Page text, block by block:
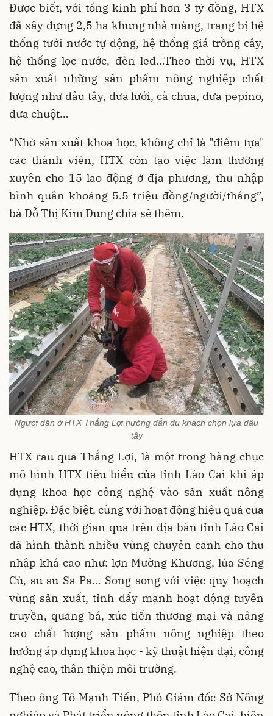
Được biết, với tổng kinh phí hơn 3 tỷ đồng, HTX
đã xây dựng 2,5 ha khung nhà màng, trang bị hệ
thống tưới nước tự động, hệ thống giá trồng cây,
hệ thống lọc nước, đèn led…Theo thời vụ, HTX
sản xuất những sản phẩm nông nghiệp chất
lượng như dâu tây, dưa lưới, cà chua, dưa pepino,
dưa chuột…
“Nhờ sản xuất khoa học, không chỉ là "điểm tựa"
các thành viên, HTX còn tạo việc làm thường
xuyên cho 15 lao động ở địa phương, thu nhập
bình quân khoảng 5.5 triệu đồng/người/tháng”,
bà Đỗ Thị Kim Dung chia sẻ thêm.
Người dân ở HTX Thắng Lợi hướng dẫn du khách chọn lựa dâu
tây
HTX rau quả Thắng Lợi, là một trong hàng chục
mô hình HTX tiêu biểu của tỉnh Lào Cai khi áp
dụng khoa học công nghệ vào sản xuất nông
nghiệp. Đặc biệt, cùng với hoạt động hiệu quả của
các HTX, thời gian qua trên địa bàn tỉnh Lào Cai
đã hình thành nhiều vùng chuyên canh cho thu
nhập khá cao như: lợn Mường Khương, lúa Séng
Cù, su su Sa Pa… Song song với việc quy hoạch
vùng sản xuất, tỉnh đẩy mạnh hoạt động tuyên
truyền, quảng bá, xúc tiến thương mại và nâng
cao chất lượng sản phẩm nông nghiệp theo
hướng áp dụng khoa học - kỹ thuật hiện đại, công
nghệ cao, thân thiện môi trường.
Theo ông Tô Mạnh Tiến, Phó Giám đốc Sở Nông